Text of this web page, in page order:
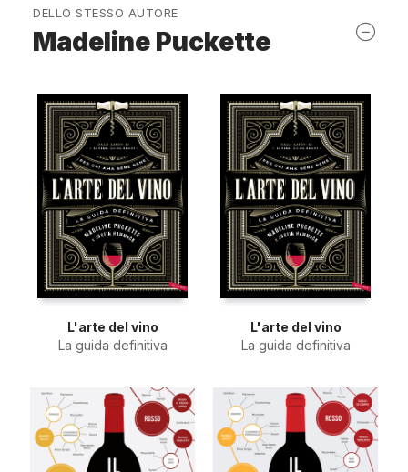
DELLO STESSO AUTORE
Madeline Puckette
L'arte del vino
La guida definitiva
L'arte del vino
La guida definitiva